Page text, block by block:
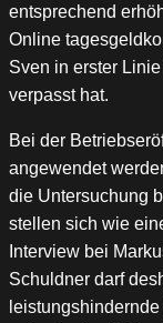
entsprechend
Online
Sven in erster
verpasst hat.
Bei der
angewendet
die Untersuchung
stellen sich wie
Interview bei
Schuldner darf